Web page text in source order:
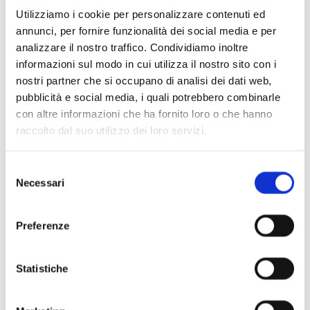
Utilizziamo i cookie per personalizzare contenuti ed
annunci, per fornire funzionalità dei social media e per
analizzare il nostro traffico. Condividiamo inoltre
informazioni sul modo in cui utilizza il nostro sito con i
nostri partner che si occupano di analisi dei dati web,
pubblicità e social media, i quali potrebbero combinarle
con altre informazioni che ha fornito loro o che hanno
raccolto dal suo utilizzo dei loro servizi.
delNecessari
Preferenze
Statistiche